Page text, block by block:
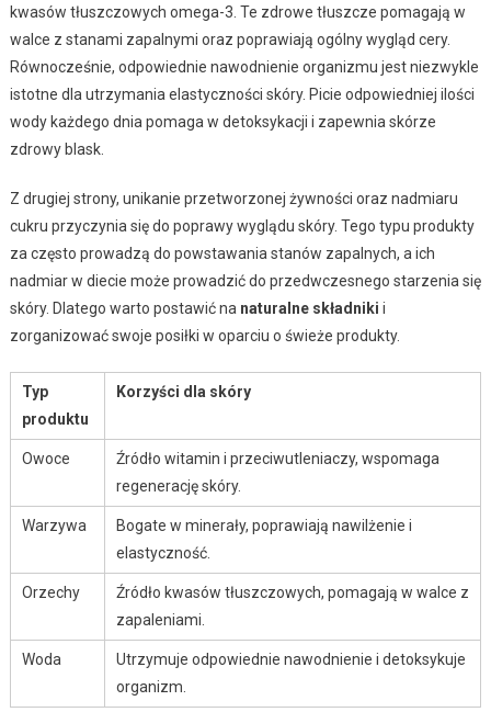
kwasów tłuszczowych omega-3. Te zdrowe tłuszcze pomagają w
walce z stanami zapalnymi oraz poprawiają ogólny wygląd cery.
Równocześnie, odpowiednie nawodnienie organizmu jest niezwykle
istotne dla utrzymania elastyczności skóry. Picie odpowiedniej ilości
wody każdego dnia pomaga w detoksykacji i zapewnia skórze
zdrowy blask.
Z drugiej strony, unikanie przetworzonej żywności oraz nadmiaru
cukru przyczynia się do poprawy wyglądu skóry. Tego typu produkty
za często prowadzą do powstawania stanów zapalnych, a ich
nadmiar w diecie może prowadzić do przedwczesnego starzenia się
skóry. Dlatego warto postawić na naturalne składniki i
zorganizować swoje posiłki w oparciu o świeże produkty.
Typ
produktu
Korzyści dla skóry
Owoce
Źródło witamin i przeciwutleniaczy, wspomaga
regenerację skóry.
Warzywa
Bogate w minerały, poprawiają nawilżenie i
elastyczność.
Orzechy
Źródło kwasów tłuszczowych, pomagają w walce z
zapaleniami.
Woda
Utrzymuje odpowiednie nawodnienie i detoksykuje
organizm.